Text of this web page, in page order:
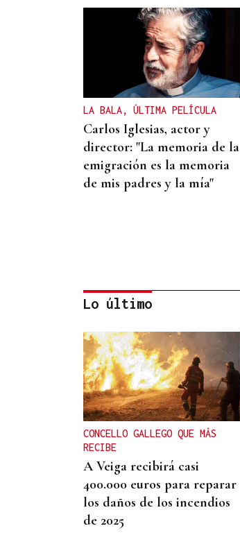
LA BALA, ÚLTIMA PELÍCULA
Carlos Iglesias, actor y
director: "La memoria de la
emigración es la memoria
de mis padres y la mía"
BIOGRAFÍAS
Jesusa Prado López, la
fuerza ourensana que
iluminó La Habana
Lo último
CONCELLO GALLEGO QUE MÁS
RECIBE
A Veiga recibirá casi
400.000 euros para reparar
los daños de los incendios
de 2025